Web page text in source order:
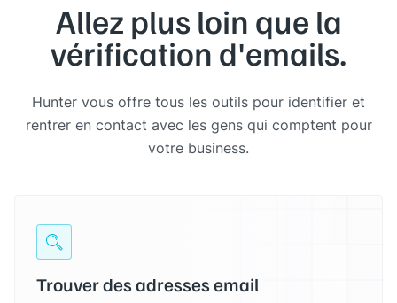
Allez plus loin que la
vérification d'emails.
Hunter vous offre tous les outils pour identifier et
rentrer en contact avec les gens qui comptent pour
votre business.
Trouver des adresses email